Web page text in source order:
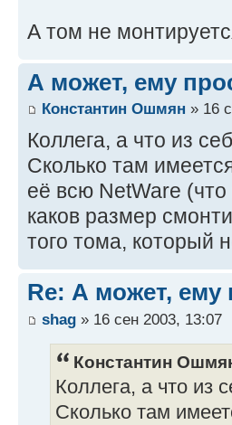
А том не
А может, ему
Константин Ошмян » 16
Коллега, а что из
Сколько там
её всю NetWare
каков размер
того тома, который
Re: А может, ему
shag » 16 сен 2003, 13:07
Константин
Коллега, а что из
Сколько там